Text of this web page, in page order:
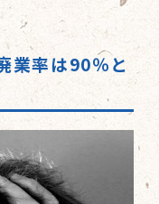
業率は90％と